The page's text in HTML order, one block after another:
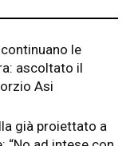
le
ascoltato il
Asi
già proiettato a